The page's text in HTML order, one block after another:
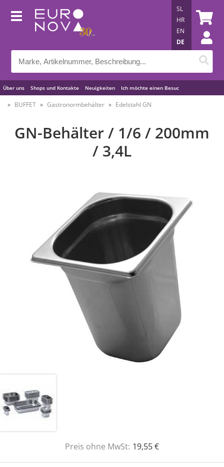
Über uns Shops und Kontakte Neuigkeiten Ich möchte einen Besuc
Nützliche Tipps
SL
HR
EN
DE
BUFFET Gastronormbehälter Edelstahl GN
GN-Behälter / 1/6 / 200mm
/ 3,4L
Preis ohne MwSt: 19,55 €